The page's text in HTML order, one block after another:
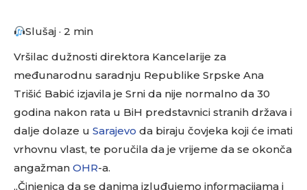
Slušaj · 2 min
Vršilac dužnosti direktora Kancelarije za
međunarodnu saradnju Republike Srpske Ana
Trišić Babić izjavila je Srni da nije normalno da 30
godina nakon rata u BiH predstavnici stranih država i
dalje dolaze u Sarajevo da biraju čovjeka koji će imati
vrhovnu vlast, te poručila da je vrijeme da se okonča
angažman OHR-a.
„Činjenica da se danima izluđujemo informacijama i